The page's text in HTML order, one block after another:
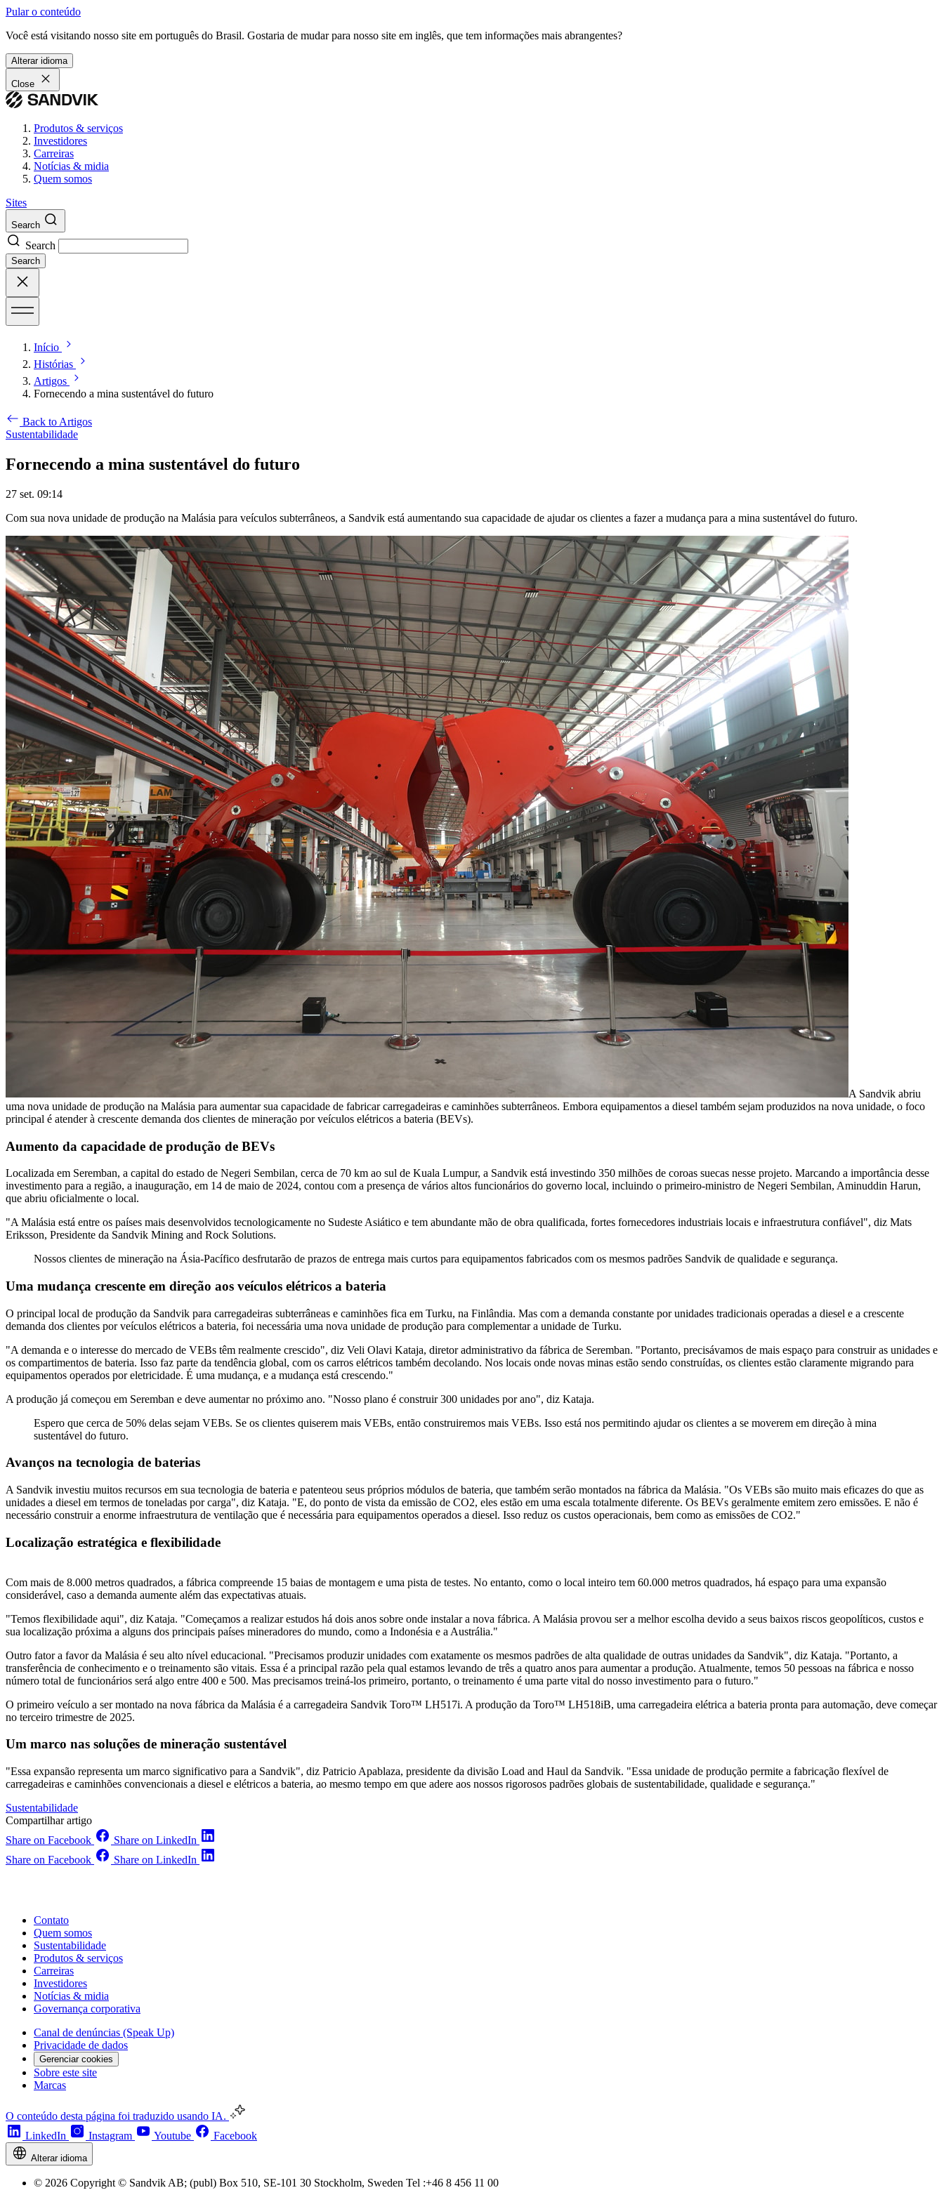
Pular o conteúdo
Você está visitando nosso site em português do Brasil. Gostaria de mudar para nosso site em inglês, que tem informações mais abrangentes?
Alterar idioma
Close
Produtos & serviços
Investidores
Carreiras
Notícias & midia
Quem somos
Sites
Search
Search
Search
Início
Histórias
Artigos
Fornecendo a mina sustentável do futuro
Back to Artigos
Sustentabilidade
Fornecendo a mina sustentável do futuro
27 set. 09:14
Com sua nova unidade de produção na Malásia para veículos subterrâneos, a Sandvik está aumentando sua capacidade de ajudar os clientes a fazer a mudança para a mina sustentável do futuro.
A Sandvik abriu
uma nova unidade de produção na Malásia para aumentar sua capacidade de fabricar carregadeiras e caminhões subterrâneos. Embora equipamentos a diesel também sejam produzidos na nova unidade, o foco
principal é atender à crescente demanda dos clientes de mineração por veículos elétricos a bateria (BEVs).
Aumento da capacidade de produção de BEVs
Localizada em Seremban, a capital do estado de Negeri Sembilan, cerca de 70 km ao sul de Kuala Lumpur, a Sandvik está investindo 350 milhões de coroas suecas nesse projeto. Marcando a importância desse
investimento para a região, a inauguração, em 14 de maio de 2024, contou com a presença de vários altos funcionários do governo local, incluindo o primeiro-ministro de Negeri Sembilan, Aminuddin Harun,
que abriu oficialmente o local.
"A Malásia está entre os países mais desenvolvidos tecnologicamente no Sudeste Asiático e tem abundante mão de obra qualificada, fortes fornecedores industriais locais e infraestrutura confiável", diz Mats
Eriksson, Presidente da Sandvik Mining and Rock Solutions.
Nossos clientes de mineração na Ásia-Pacífico desfrutarão de prazos de entrega mais curtos para equipamentos fabricados com os mesmos padrões Sandvik de qualidade e segurança.
Uma mudança crescente em direção aos veículos elétricos a bateria
O principal local de produção da Sandvik para carregadeiras subterrâneas e caminhões fica em Turku, na Finlândia. Mas com a demanda constante por unidades tradicionais operadas a diesel e a crescente
demanda dos clientes por veículos elétricos a bateria, foi necessária uma nova unidade de produção para complementar a unidade de Turku.
"A demanda e o interesse do mercado de VEBs têm realmente crescido", diz Veli Olavi Kataja, diretor administrativo da fábrica de Seremban. "Portanto, precisávamos de mais espaço para construir as unidades e
os compartimentos de bateria. Isso faz parte da tendência global, com os carros elétricos também decolando. Nos locais onde novas minas estão sendo construídas, os clientes estão claramente migrando para
equipamentos operados por eletricidade. É uma mudança, e a mudança está crescendo."
A produção já começou em Seremban e deve aumentar no próximo ano. "Nosso plano é construir 300 unidades por ano", diz Kataja.
Espero que cerca de 50% delas sejam VEBs. Se os clientes quiserem mais VEBs, então construiremos mais VEBs. Isso está nos permitindo ajudar os clientes a se moverem em direção à mina
sustentável do futuro.
Avanços na tecnologia de baterias
A Sandvik investiu muitos recursos em sua tecnologia de bateria e patenteou seus próprios módulos de bateria, que também serão montados na fábrica da Malásia. "Os VEBs são muito mais eficazes do que as
unidades a diesel em termos de toneladas por carga", diz Kataja. "E, do ponto de vista da emissão de CO2, eles estão em uma escala totalmente diferente. Os BEVs geralmente emitem zero emissões. E não é
necessário construir a enorme infraestrutura de ventilação que é necessária para equipamentos operados a diesel. Isso reduz os custos operacionais, bem como as emissões de CO2."
Localização estratégica e flexibilidade
Com mais de 8.000 metros quadrados, a fábrica compreende 15 baias de montagem e uma pista de testes. No entanto, como o local inteiro tem 60.000 metros quadrados, há espaço para uma expansão
considerável, caso a demanda aumente além das expectativas atuais.
"Temos flexibilidade aqui", diz Kataja. "Começamos a realizar estudos há dois anos sobre onde instalar a nova fábrica. A Malásia provou ser a melhor escolha devido a seus baixos riscos geopolíticos, custos e
sua localização próxima a alguns dos principais países mineradores do mundo, como a Indonésia e a Austrália."
Outro fator a favor da Malásia é seu alto nível educacional. "Precisamos produzir unidades com exatamente os mesmos padrões de alta qualidade de outras unidades da Sandvik", diz Kataja. "Portanto, a
transferência de conhecimento e o treinamento são vitais. Essa é a principal razão pela qual estamos levando de três a quatro anos para aumentar a produção. Atualmente, temos 50 pessoas na fábrica e nosso
número total de funcionários será algo entre 400 e 500. Mas precisamos treiná-los primeiro, portanto, o treinamento é uma parte vital do nosso investimento para o futuro."
O primeiro veículo a ser montado na nova fábrica da Malásia é a carregadeira Sandvik Toro™ LH517i. A produção da Toro™ LH518iB, uma carregadeira elétrica a bateria pronta para automação, deve começar
no terceiro trimestre de 2025.
Um marco nas soluções de mineração sustentável
"Essa expansão representa um marco significativo para a Sandvik", diz Patricio Apablaza, presidente da divisão Load and Haul da Sandvik. "Essa unidade de produção permite a fabricação flexível de
carregadeiras e caminhões convencionais a diesel e elétricos a bateria, ao mesmo tempo em que adere aos nossos rigorosos padrões globais de sustentabilidade, qualidade e segurança."
Sustentabilidade
Compartilhar artigo
Share on Facebook
Share on LinkedIn
Share on Facebook
Share on LinkedIn
Contato
Quem somos
Sustentabilidade
Produtos & serviços
Carreiras
Investidores
Notícias & midia
Governança corporativa
Canal de denúncias (Speak Up)
Privacidade de dados
Gerenciar cookies
Sobre este site
Marcas
O conteúdo desta página foi traduzido usando IA.
LinkedIn
Instagram Youtube Facebook
Alterar idioma
© 2026 Copyright © Sandvik AB; (publ) Box 510, SE-101 30 Stockholm, Sweden Tel :+46 8 456 11 00